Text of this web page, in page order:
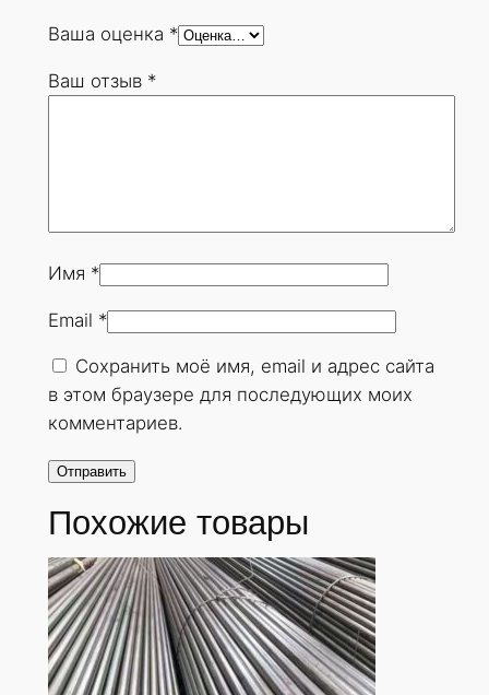
Ваша оценка *
Ваш отзыв *
Имя *
Email *
Сохранить моё имя, email и адрес сайта
в этом браузере для последующих моих
комментариев.
Похожие товары